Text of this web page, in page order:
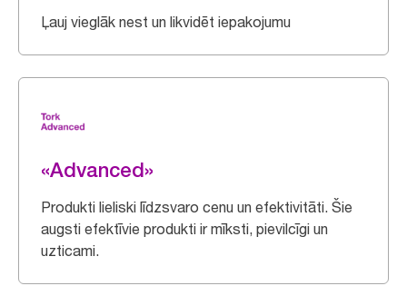
Ļauj vieglāk nest un likvidēt iepakojumu
«Advanced»
Produkti lieliski līdzsvaro cenu un efektivitāti. Šie
augsti efektīvie produkti ir mīksti, pievilcīgi un
uzticami.